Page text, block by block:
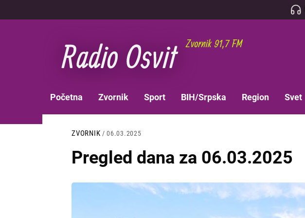
na
NAVIGATION
Početna Zvornik Sport BIH/Srpska Region Svet
ZVORNIK / 06.03.2025
Pregled dana za 06.03.2025